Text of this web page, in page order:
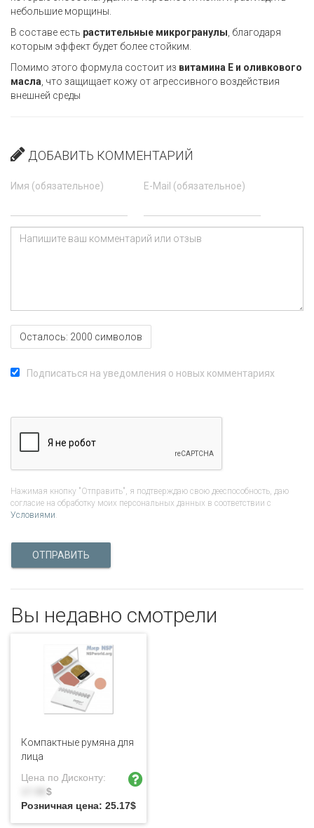
небольшие морщины.
В составе есть растительные микрогранулы, благодаря
которым эффект будет более стойким.
Помимо этого формула состоит из витамина E и оливкового
масла, что защищает кожу от агрессивного воздействия
внешней среды
ДОБАВИТЬ КОММЕНТАРИЙ
Имя (обязательное) E-Mail (обязательное)
Осталось: 2000 символов
Подписаться на уведомления о новых комментариях
Нажимая кнопку "Отправить", я подтверждаю свою дееспособность, даю
согласие на обработку моих персональных данных в соответствии с
Условиями.
ОТПРАВИТЬ
Вы недавно смотрели
Компактные румяна для
лица
Цена по Дисконту:
$
Розничная цена: 25.17$